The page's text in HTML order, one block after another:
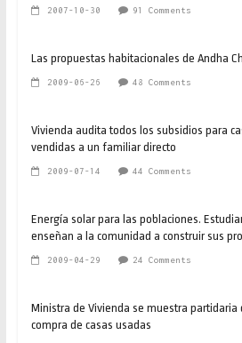
2007-10-30 91 Comments
Las propuestas habitacionales de Andha
2009-06-26 48 Comments
Vivienda audita todos los subsidios para
vendidas a un familiar directo
2009-07-14 44 Comments
Energía solar para las poblaciones.
enseñan a la comunidad a construir sus
2009-04-29 24 Comments
Ministra de Vivienda se muestra partidaria
compra de casas usadas